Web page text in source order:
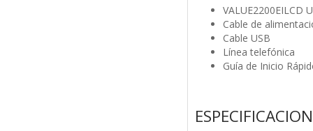
VALUE2200EILCD
Cable de
Cable USB
Línea telefónica
Guía de Inicio